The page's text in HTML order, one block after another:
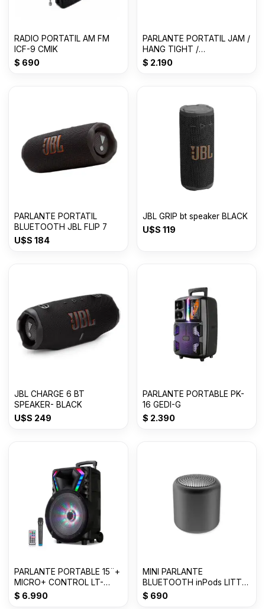
RADIO PORTATIL AM FM
ICF-9 CMIK
$ 690
PARLANTE PORTATIL JAM /
HANG TIGHT /
BLUETOOTH / GRIS
$ 2.190
PARLANTE PORTATIL
BLUETOOTH JBL FLIP 7
U$S 184
JBL GRIP bt speaker BLACK
U$S 119
JBL CHARGE 6 BT
SPEAKER- BLACK
U$S 249
PARLANTE PORTABLE PK-
16 GEDI-G
$ 2.390
PARLANTE PORTABLE 15¨+
MICRO+ CONTROL LT-
1517BT C/RUEDAS
$ 6.990
MINI PARLANTE
BLUETOOTH inPods LITTLE
FUN TWS
$ 690